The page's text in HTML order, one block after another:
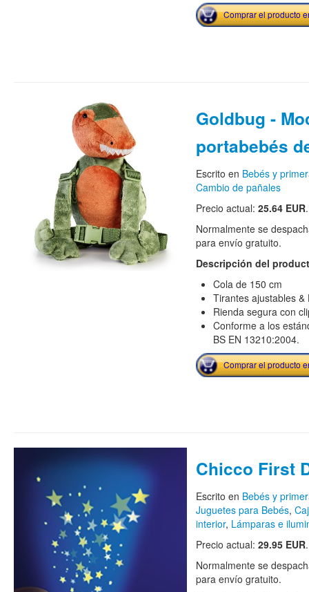
Comprar el producto
Goldbug -
portabebés
Escrito en Bebés y
Cambio de pañales
Precio actual: 25.64 EUR.
Normalmente se
para envío gratuito.
Descripción del
Cola de 150 cm
Tirantes ajustables
Rienda segura con
Conforme a los
BS EN 13210:2004.
Comprar el producto
Chicco First
Escrito en Bebés y
Juguetes para Bebés,
interior, Lámparas e
Precio actual: 29.95 EUR
Normalmente se
para envío gratuito.